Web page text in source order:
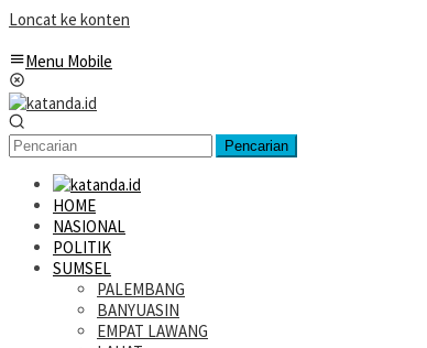
Loncat ke konten
Menu Mobile
Pencarian
HOME
NASIONAL
POLITIK
SUMSEL
PALEMBANG
BANYUASIN
EMPAT LAWANG